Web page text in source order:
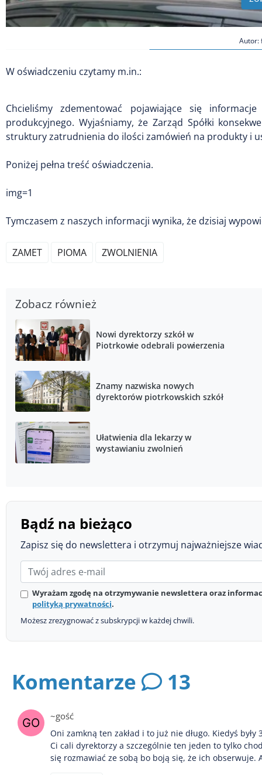
Autor:
W oświadczeniu czytamy m.in.:
Chcieliśmy zdementować pojawiające się
produkcyjnego. Wyjaśniamy, że Zarząd Spółki
struktury zatrudnienia do ilości zamówień na produkty i
Poniżej pełna treść oświadczenia.
img=1
Tymczasem z naszych informacji wynika, że dzisiaj
ZAMET PIOMA ZWOLNIENIA
Zobacz również
Nowi dyrektorzy szkół w
Piotrkowie odebrali powierzenia
Znamy nazwiska nowych
dyrektorów piotrkowskich szkół
Ułatwienia dla lekarzy w
wystawianiu zwolnień
Bądź na bieżąco
Zapisz się do newslettera i otrzymuj najważniejsze
Wyrażam zgodę na otrzymywanie newslettera oraz
polityką prywatności.
Możesz zrezygnować z subskrypcji w każdej chwili.
Komentarze 13
~gość
Oni zamkną ten zakład i to już nie długo. Kiedyś
Ci cali dyrektorzy a szczególnie ten jeden to tylko
się rozmawiać ze sobą bo boją się, że ich obserwuje.